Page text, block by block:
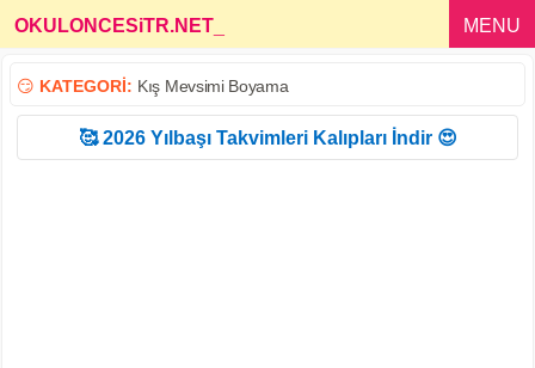
OKULONCESiTR.NET MENU
😏 KATEGORİ: Kış Mevsimi Boyama
🥰 2026 Yılbaşı Takvimleri Kalıpları İndir 😍